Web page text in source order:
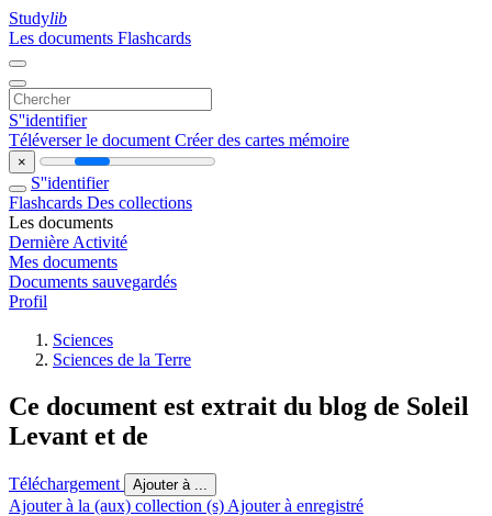
Studylib
Les documents Flashcards
S''identifier
Téléverser le document Créer des cartes mémoire
×
S''identifier
Flashcards Des collections
Les documents
Dernière Activité
Mes documents
Documents sauvegardés
Profil
Sciences
Sciences de la Terre
Ce document est extrait du blog de Soleil
Levant et de
Téléchargement Ajouter à ...
Ajouter à la (aux) collection (s) Ajouter à enregistré